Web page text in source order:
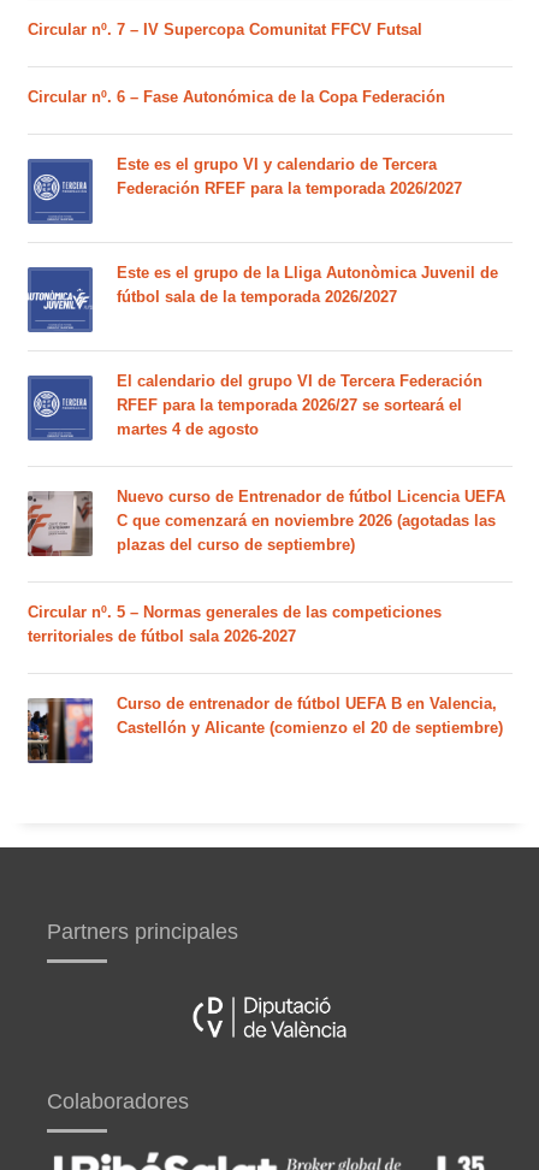
Circular nº. 7 – IV Supercopa Comunitat FFCV Futsal
Circular nº. 6 – Fase Autonómica de la Copa Federación
Este es el grupo VI y calendario de Tercera
Federación RFEF para la temporada 2026/2027
Este es el grupo de la Lliga Autonòmica Juvenil de
fútbol sala de la temporada 2026/2027
El calendario del grupo VI de Tercera Federación
RFEF para la temporada 2026/27 se sorteará el
martes 4 de agosto
Nuevo curso de Entrenador de fútbol Licencia UEFA
C que comenzará en noviembre 2026 (agotadas las
plazas del curso de septiembre)
Circular nº. 5 – Normas generales de las competiciones
territoriales de fútbol sala 2026-2027
Curso de entrenador de fútbol UEFA B en Valencia,
Castellón y Alicante (comienzo el 20 de septiembre)
Partners principales
Colaboradores